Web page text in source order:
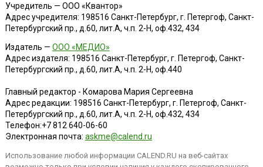
Учредитель — ООО «Квантор»
Адрес учредителя: 198516 Санкт-Петербург, г. Петергоф, Санкт-
Петербургский пр., д.60, лит.А, ч.п. 2-Н, оф.432, 434
Издатель — ООО «МЕДИО»
Адрес издателя: 198516 Санкт-Петербург, г. Петергоф, Санкт-
Петербургский пр., д.60, лит.А, ч.п. 2-Н, оф.440
Главный редактор - Комарова Мария Сергеевна
Адрес редакции: 198516 Санкт-Петербург, г. Петергоф, Санкт-
Петербургский пр., д.60, лит.А, ч.п. 2-Н, оф.432, 434
Телефон:+7 812 640-06-60
Электронная почта: askme@calend.ru
Использование любой информации CALEND.RU на веб-сайтах